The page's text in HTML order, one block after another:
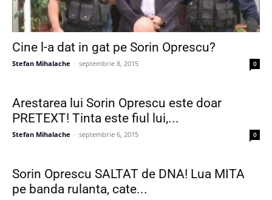
Cine l-a dat in gat pe Sorin Oprescu?
Stefan Mihalache - septembrie 8, 2015 0
Arestarea lui Sorin Oprescu este doar
PRETEXT! Tinta este fiul lui,...
Stefan Mihalache - septembrie 6, 2015 0
Sorin Oprescu SALTAT de DNA! Lua MITA
pe banda rulanta, cate...